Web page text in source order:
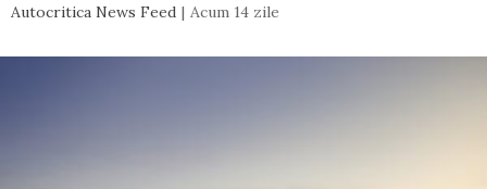
Autocritica News Feed Acum 14 zile